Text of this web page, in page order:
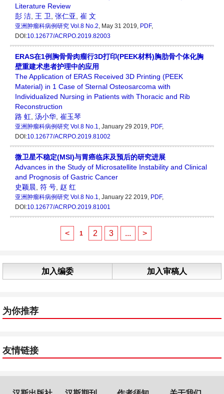
Literature Review
彭 洁 王 卫 张仁亚 崔 文
亚洲肿瘤科病例研究 Vol.8 No.2 , May 31 2019, PDF,
DOI:10.12677/ACRPO.2019.82003
ERAS在1例胸骨骨肉瘤行3D打印(PEEK材料)胸肋骨个体化胸
壁重建术患者护理中的应用
The Application of ERAS Received 3D Printing (PEEK
Material) in 1 Case of Sternal Osteosarcoma with
Individualized Nursing in Patients with Thoracic and Rib
Reconstruction
路 虹 汤小华 崔玉琴
亚洲肿瘤科病例研究 Vol.8 No.1 , January 29 2019, PDF,
DOI:10.12677/ACRPO.2019.81002
微卫星不稳定(MSI)与胃癌临床及预后的研究进展
Advances in the Study of Microsatellite Instability and Clinical
and Prognosis of Gastric Cancer
史颖晨 符 号 赵 红
亚洲肿瘤科病例研究 Vol.8 No.1 , January 22 2019, PDF,
DOI:10.12677/ACRPO.2019.81001
< 1 2 3 ... >
加入编委 加入审稿人
为你推荐
友情链接